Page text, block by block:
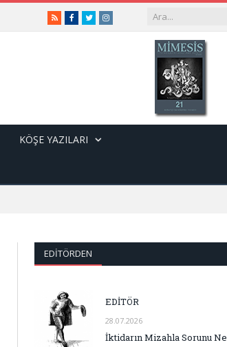
RSSFacebook
TwitterInstagram
KÖŞE YAZILARI
EDITÖRDEN
EDİTÖR
28.07.2026
İktidarın Mizahla Sorunu Ne